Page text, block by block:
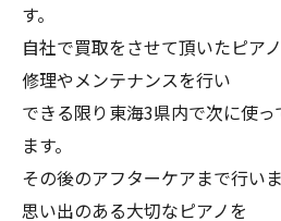
す。
自社で買取をさせて頂いたピア
修理やメンテナンスを行い
できる限り東海3県内で次に使
ます。
その後のアフターケアまで行いま
思い出のある大切なピアノを